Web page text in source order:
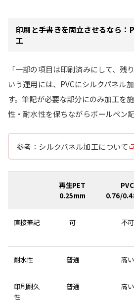
印刷と手書きを両立させるなら：
工
「一部の項目は印刷済みにして、残
いう運用には、PVCにシルクパネル
す。筆記が必要な部分にのみ加工を
性・耐水性を保ちながらボールペン
参考： シルクパネル加工について
再生PET
0.25mm
PVC
0.76/
直接筆記 可 不可
耐水性 普通 高い
印刷耐久
性
普通 高い